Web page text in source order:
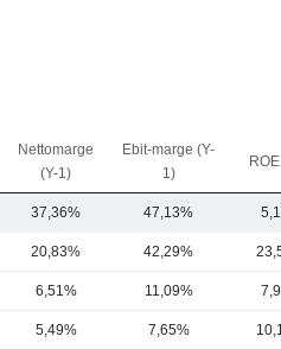
Nettomarge
(Y-1)
Ebit-marge (Y-
1)
37,36% 47,13%
20,83% 42,29%
6,51% 11,09%
5,49% 7,65%